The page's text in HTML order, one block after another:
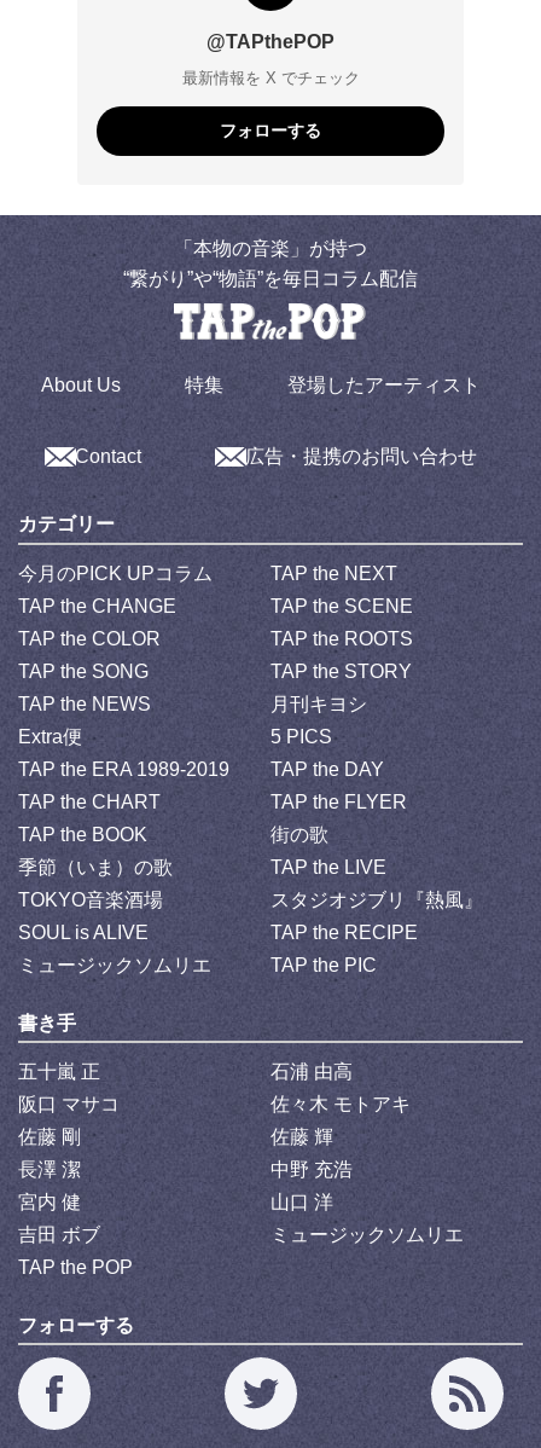
@TAPthePOP
最新情報を X でチェック
フォローする
「本物の音楽」が持つ
“繋がり”や“物語”を毎日コラム配信
About Us 特集 登場したアーティスト
Contact 広告・提携のお問い合わせ
カテゴリー
今月のPICK UPコラム
TAP the NEXT
TAP the CHANGE
TAP the SCENE
TAP the COLOR
TAP the ROOTS
TAP the SONG
TAP the STORY
TAP the NEWS
月刊キヨシ
Extra便
5 PICS
TAP the ERA 1989-2019
TAP the DAY
TAP the CHART
TAP the FLYER
TAP the BOOK
街の歌
季節（いま）の歌
TAP the LIVE
TOKYO音楽酒場
スタジオジブリ『熱風』
SOUL is ALIVE
TAP the RECIPE
ミュージックソムリエ
TAP the PIC
書き手
五十嵐 正
石浦 由高
阪口 マサコ
佐々木 モトアキ
佐藤 剛
佐藤 輝
長澤 潔
中野 充浩
宮内 健
山口 洋
吉田 ボブ
ミュージックソムリエ
TAP the POP
フォローする